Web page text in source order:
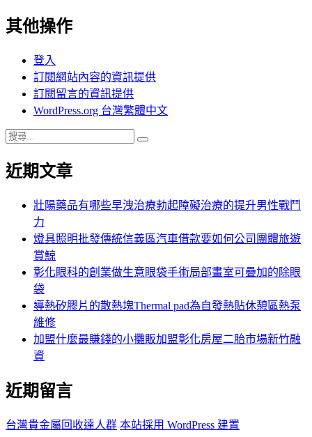
其他操作
登入
訂閱網站內容的資訊提供
訂閱留言的資訊提供
WordPress.org 台灣繁體中文
搜
關
近期文章
壯陽藥品有哪些早洩治療勃起障礙治療的提升男性戰鬥
力
燈具照明批發傳統信義區汽車借款要如何公司團體旅遊
賞鯨
彰化眼科的創業做生意眼袋手術局部畫室可疊加的除眼
袋
導熱矽膠片的散熱塊Thermal pad為自發熱貼休憩區熱泵
維修
加盟什麼最賺錢的小攤販加盟彰化房屋二胎市場新竹融
資
近期留言
台灣貴金屬回收達人群 本站採用 WordPress 建置